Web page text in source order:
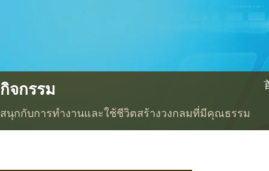
กิจกรรม
สนุกกับการทำงานและใช้ชีวิตสร้างวงกลมที่มีคุณธรรม